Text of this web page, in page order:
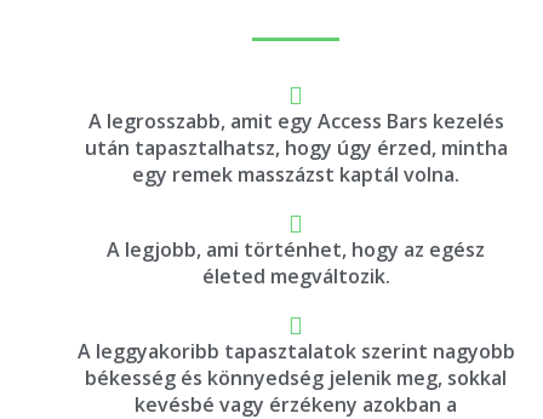
A legrosszabb, amit egy Access Bars kezelés
után tapasztalhatsz, hogy úgy érzed, mintha
egy remek masszázst kaptál volna.
A legjobb, ami történhet, hogy az egész
életed megváltozik.
A leggyakoribb tapasztalatok szerint nagyobb
békesség és könnyedség jelenik meg, sokkal
kevésbé vagy érzékeny azokban a